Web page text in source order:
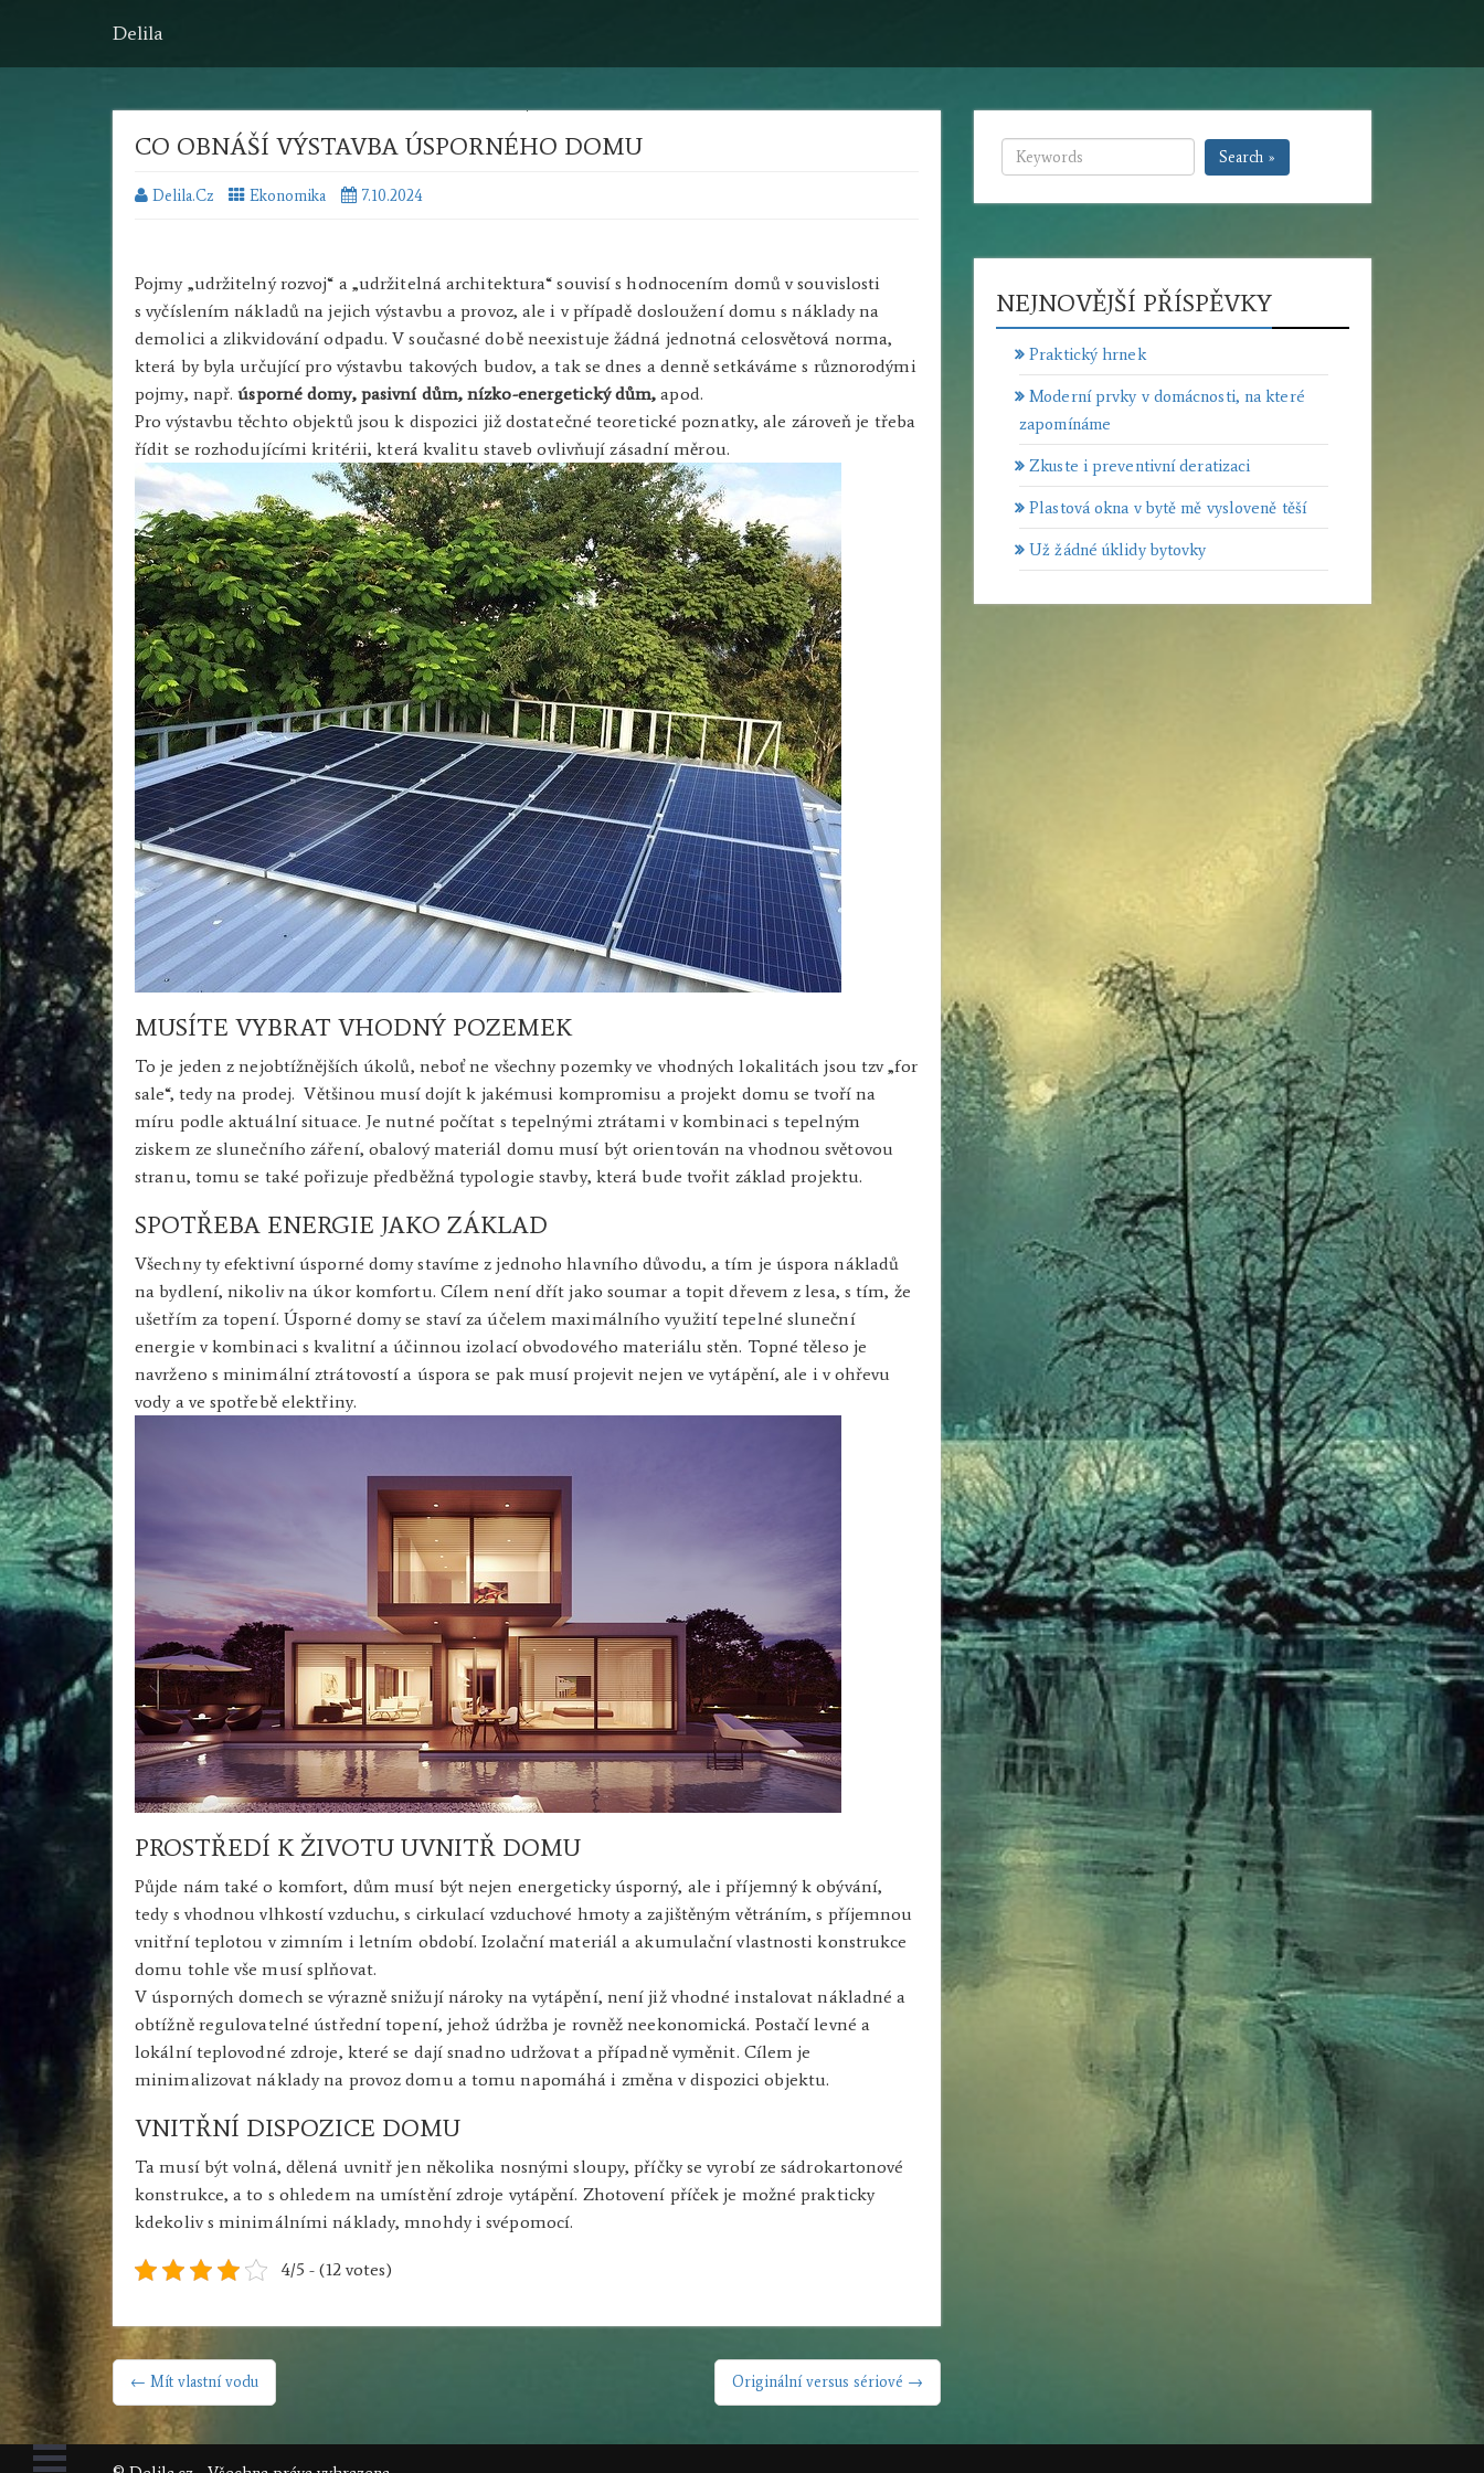
Delila
CO OBNÁŠÍ VÝSTAVBA ÚSPORNÉHO DOMU
Delila.cz Ekonomika 7.10.2024
Pojmy „udržitelný rozvoj“ a „udržitelná architektura“ souvisí s hodnocením domů v souvislosti
s vyčíslením nákladů na jejich výstavbu a provoz, ale i v případě dosloužení domu s náklady na
demolici a zlikvidování odpadu. V současné době neexistuje žádná jednotná celosvětová norma,
která by byla určující pro výstavbu takových budov, a tak se dnes a denně setkáváme s různorodými
pojmy, např.úsporné domy, pasivní dům, nízko-energetický dům, apod.
Pro výstavbu těchto objektů jsou k dispozici již dostatečné teoretické poznatky, ale zároveň je třeba
řídit se rozhodujícími kritérii, která kvalitu staveb ovlivňují zásadní měrou.
MUSÍTE VYBRAT VHODNÝ POZEMEK
To je jeden z nejobtížnějších úkolů, neboť ne všechny pozemky ve vhodných lokalitách jsou tzv „for
sale“, tedy na prodej. Většinou musí dojít k jakémusi kompromisu a projekt domu se tvoří na
míru podle aktuální situace. Je nutné počítat s tepelnými ztrátami v kombinaci s tepelným
ziskem ze slunečního záření, obalový materiál domu musí být orientován na vhodnou světovou
stranu, tomu se také pořizuje předběžná typologie stavby, která bude tvořit základ projektu.
SPOTŘEBA ENERGIE JAKO ZÁKLAD
Všechny ty efektivní úsporné domy stavíme z jednoho hlavního důvodu, a tím je úspora nákladů
na bydlení, nikoliv na úkor komfortu. Cílem není dřít jako soumar a topit dřevem z lesa, s tím, že
ušetřím za topení. Úsporné domy se staví za účelem maximálního využití tepelné sluneční
energie v kombinaci s kvalitní a účinnou izolací obvodového materiálu stěn. Topné těleso je
navrženo s minimální ztrátovostí a úspora se pak musí projevit nejen ve vytápění, ale i v ohřevu
vody a ve spotřebě elektřiny.
PROSTŘEDÍ K ŽIVOTU UVNITŘ DOMU
Půjde nám také o komfort, dům musí být nejen energeticky úsporný, ale i příjemný k obývání,
tedy s vhodnou vlhkostí vzduchu, s cirkulací vzduchové hmoty a zajištěným větráním, s příjemnou
vnitřní teplotou v zimním i letním období. Izolační materiál a akumulační vlastnosti konstrukce
domu tohle vše musí splňovat.
V úsporných domech se výrazně snižují nároky na vytápění, není již vhodné instalovat nákladné a
obtížně regulovatelné ústřední topení, jehož údržba je rovněž neekonomická. Postačí levné a
lokální teplovodné zdroje, které se dají snadno udržovat a případně vyměnit. Cílem je
minimalizovat náklady na provoz domu a tomu napomáhá i změna v dispozici objektu.
VNITŘNÍ DISPOZICE DOMU
Ta musí být volná, dělená uvnitř jen několika nosnými sloupy, příčky se vyrobí ze sádrokartonové
konstrukce, a to s ohledem na umístění zdroje vytápění. Zhotovení příček je možné prakticky
kdekoliv s minimálními náklady, mnohdy i svépomocí.
4/5 - (12 votes)
NAVIGACE
PRO
PŘÍSPĚVEK
← Mít vlastní vodu Originální versus sériové →
Search »
NEJNOVĚJŠÍ PŘÍSPĚVKY
Praktický hrnek
Moderní prvky v domácnosti, na které
zapomínáme
Zkuste i preventivní deratizaci
Plastová okna v bytě mě vysloveně těší
Už žádné úklidy bytovky